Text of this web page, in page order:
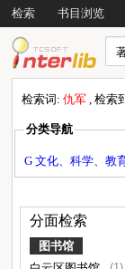
检索 书目浏览
检索词:仇军, 检索
分类导航
G 文化、科学、教
分面检索
图书馆